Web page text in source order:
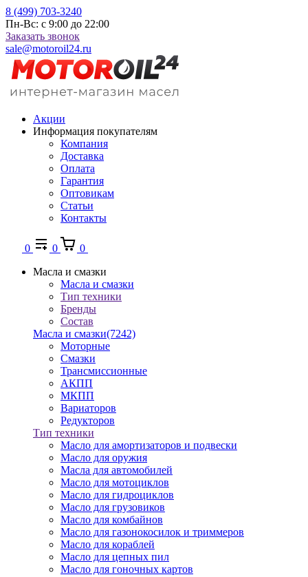
8 (499) 703-3240
Пн-Вс: с 9:00 до 22:00
Заказать звонок
sale@motoroil24.ru
Акции
Информация покупателям
Компания
Доставка
Оплата
Гарантия
Оптовикам
Статьи
Контакты
0 0
0
Масла и смазки
Масла и смазки
Тип техники
Бренды
Состав
Масла и смазки(7242)
Моторные
Смазки
Трансмиссионные
АКПП
МКПП
Вариаторов
Редукторов
Тип техники
Масло для амортизаторов и подвески
Масло для оружия
Масла для автомобилей
Масло для мотоциклов
Масло для гидроциклов
Масло для грузовиков
Масло для комбайнов
Масло для газонокосилок и триммеров
Масло для кораблей
Масло для цепных пил
Масло для гоночных картов